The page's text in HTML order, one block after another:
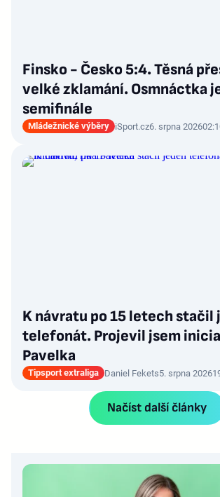
Finsko - Česko 5:4. Těsná
velké zklamání. Osmnáctka
semifinále
Mládežnické výběry iSport.cz6. srpna 2026
K návratu po 15 letech stačil
telefonát. Projevil jsem
Pavelka
Tipsport extraliga Daniel Fekets5. srpna 2026
Načíst další články